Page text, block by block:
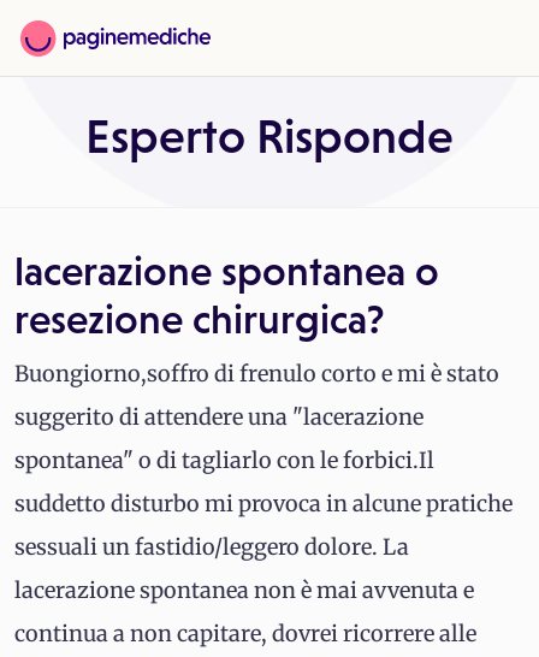
Esperto Risponde
lacerazione spontanea o
resezione chirurgica?
Buongiorno,soffro di frenulo corto e mi è stato
suggerito di attendere una "lacerazione
spontanea" o di tagliarlo con le forbici.Il
suddetto disturbo mi provoca in alcune pratiche
sessuali un fastidio/leggero dolore. La
lacerazione spontanea non è mai avvenuta e
continua a non capitare, dovrei ricorrere alle